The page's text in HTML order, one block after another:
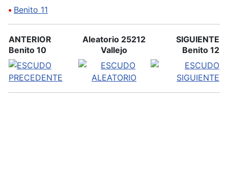
• Benito 11
ANTERIOR
Benito 10
Aleatorio 25212
Vallejo
SIGUIENTE
Benito 12